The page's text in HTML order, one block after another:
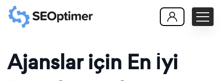
Ajanslar için En İyi